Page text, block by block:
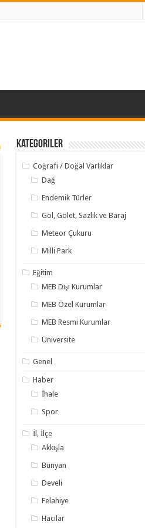
Kategoriler
Coğrafi / Doğal Varlıklar
Dağ
Endemik Türler
Göl, Gölet, Sazlık ve Baraj
Meteor Çukuru
Milli Park
Eğitim
MEB Dışı Kurumlar
MEB Özel Kurumlar
MEB Resmi Kurumlar
Üniversite
Genel
Haber
İhale
Spor
İl, İlçe
Akkışla
Bünyan
Develi
Felahiye
Hacılar